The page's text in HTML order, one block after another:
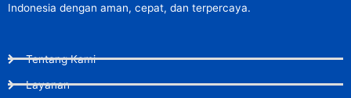
Indonesia dengan aman, cepat, dan terpercaya.
Tentang Kami
Layanan